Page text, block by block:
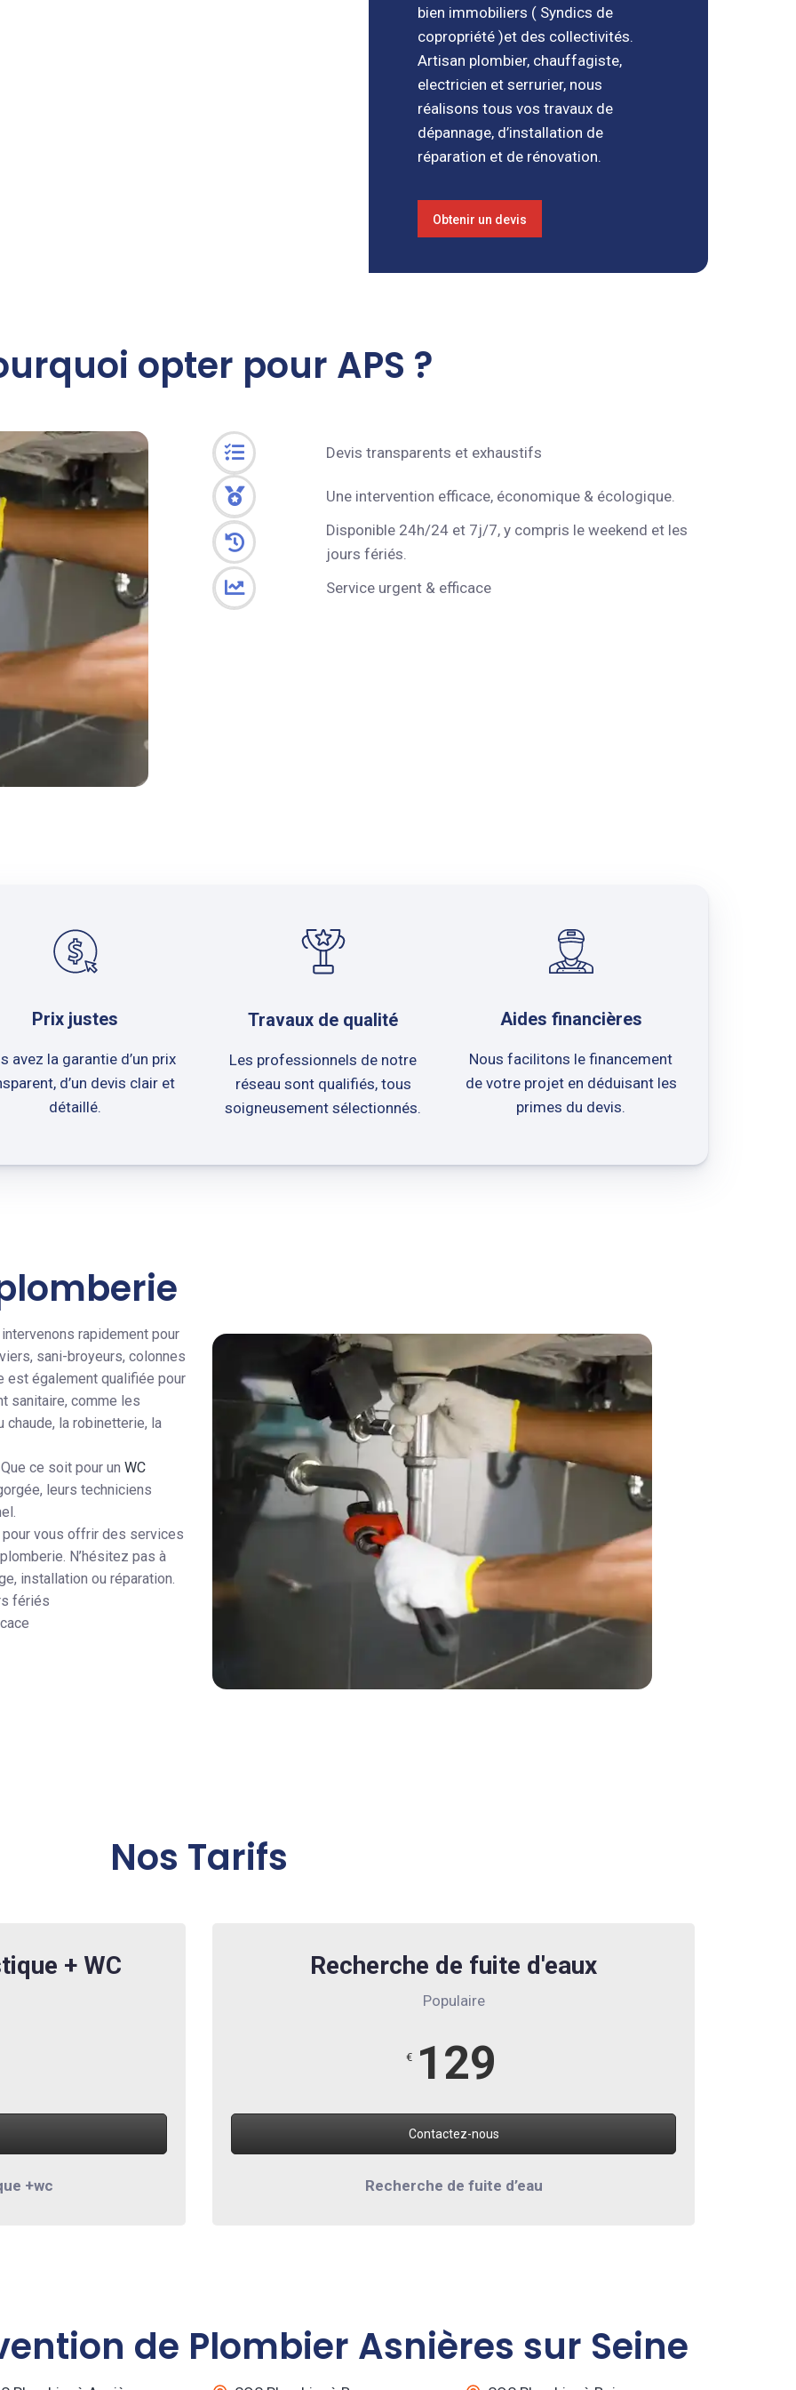
bien immobiliers ( Syndics de
copropriété )et des collectivités.
Artisan plombier, chauffagiste,
electricien et serrurier, nous
réalisons tous vos travaux de
dépannage, d’installation de
réparation et de rénovation.
Obtenir un devis
opter pour APS ?
Devis transparents et exhaustifs
Une intervention efficace, économique & écologique.
Disponible 24h/24 et 7j/7, y compris le weekend et les
jours fériés.
Service urgent & efficace
Prix justes
avez la garantie d’un prix
d’un devis clair et
détaillé.
Travaux de qualité
Les professionnels de notre
réseau sont qualifiés, tous
soigneusement sélectionnés.
Aides financières
Nous facilitons le financement
de votre projet en déduisant les
primes du devis.
rapidement pour
sani-broyeurs, colonnes
est également qualifiée pour
sanitaire, comme les
chaude, la robinetterie, la
ce soit pour un WC
leurs techniciens
vous offrir des services
N’hésitez pas à
installation ou réparation.
fériés
Nos Tarifs
+ WC
+wc
Recherche de fuite d'eaux
Populaire
€ 129
Contactez-nous
Recherche de fuite d’eau
de Plombier Asnières sur Seine